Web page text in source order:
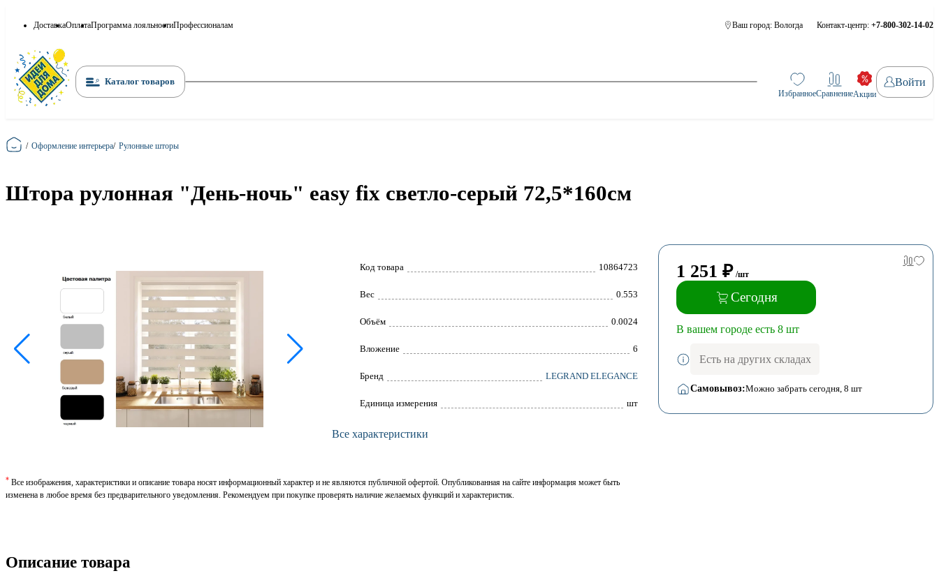
ДоставкаОплатаПрограмма лояльностиПрофессионалам Ваш город: Вологда Контакт-центр: +7-800-302-14-02
Каталог товаров
ИзбранноеСравнениеАкции
Войти
Главная
/ Оформление интерьера/ Рулонные шторы
Штора рулонная "День-ночь" easy fix светло-серый 72,5*160см
Код товара 10864723
Вес 0.553
Объём 0.0024
Вложение 6
Брeнд LEGRAND ELEGANCE
Единица измерения шт
Все характеристики
* Все изображения, характеристики и описание товара носят информационный характер и не являются публичной офертой. Опубликованная на сайте информация может быть
изменена в любое время без предварительного уведомления. Рекомендуем при покупке проверять наличие желаемых функций и характеристик.
1 251 ₽ /шт
Сегодня
В вашем городе есть 8 шт
Есть на других складах
Самовывоз:Можно забрать сегодня, 8 шт
Описание товара